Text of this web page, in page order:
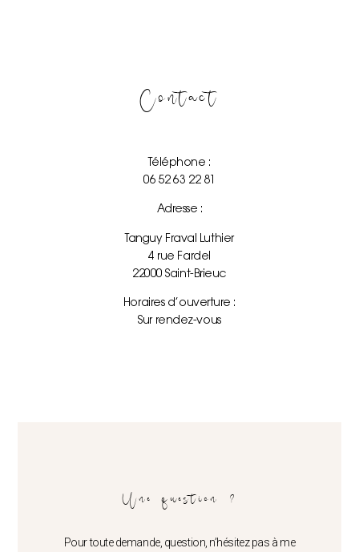
Contact
Téléphone :
06 52 63 22 81
Adresse :
Tanguy Fraval Luthier
4 rue Fardel
22000 Saint-Brieuc
Horaires d’ouverture :
Sur rendez-vous
Une question ?
Pour toute demande, question, n’hésitez pas à me